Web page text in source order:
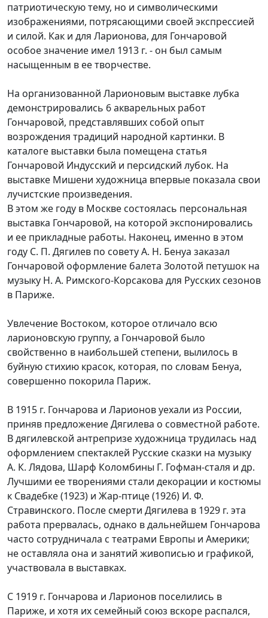
патриотическую тему, но и символическими
изображениями, потрясающими своей экспрессией
и силой. Как и для Ларионова, для Гончаровой
особое значение имел 1913 г. - он был самым
насыщенным в ее творчестве.
На организованной Ларионовым выставке лубка
демонстрировались 6 акварельных работ
Гончаровой, представлявших собой опыт
возрождения традиций народной картинки. В
каталоге выставки была помещена статья
Гончаровой Индусский и персидский лубок. На
выставке Мишени художница впервые показала свои
лучистские произведения.
В этом же году в Москве состоялась персональная
выставка Гончаровой, на которой экспонировались
и ее прикладные работы. Наконец, именно в этом
году С. П. Дягилев по совету А. Н. Бенуа заказал
Гончаровой оформление балета Золотой петушок на
музыку Н. А. Римского-Корсакова для Русских сезонов
в Париже.
Увлечение Востоком, которое отличало всю
ларионовскую группу, а Гончаровой было
свойственно в наибольшей степени, вылилось в
буйную стихию красок, которая, по словам Бенуа,
совершенно покорила Париж.
В 1915 г. Гончарова и Ларионов уехали из России,
приняв предложение Дягилева о совместной работе.
В дягилевской антрепризе художница трудилась над
оформлением спектаклей Русские сказки на музыку
А. К. Лядова, Шарф Коломбины Г. Гофман-сталя и др.
Лучшими ее творениями стали декорации и костюмы
к Свадебке (1923) и Жар-птице (1926) И. Ф.
Стравинского. После смерти Дягилева в 1929 г. эта
работа прервалась, однако в дальнейшем Гончарова
часто сотрудничала с театрами Европы и Америки;
не оставляла она и занятий живописью и графикой,
участвовала в выставках.
С 1919 г. Гончарова и Ларионов поселились в
Париже, и хотя их семейный союз вскоре распался,